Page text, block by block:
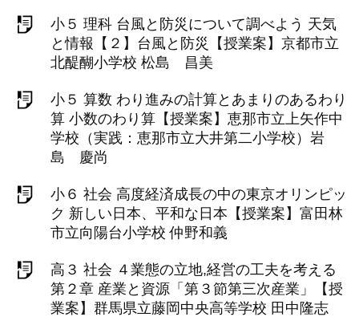
小５ 理科 台風と防災について調べよう 天気
と情報【２】台風と防災【授業案】京都市立
北醍醐小学校 松島 昌美
小５ 算数 わり進みの計算とあまりのあるわり
算 小数のわり算【授業案】恵那市立上矢作中
学校（実践：恵那市立大井第二小学校）岩
島 慶尚
小６ 社会 高度経済成長の中の東京オリンピッ
ク 新しい日本、平和な日本【授業案】富田林
市立向陽台小学校 仲野和義
高３ 社会 ４業態の立地,経営の工夫を考える
第２章 産業と資源「第３節第三次産業」【授
業案】群馬県立藤岡中央高等学校 田中隆志